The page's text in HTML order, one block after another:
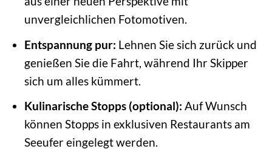
unvergleichlichen Fotomotiven.
Entspannung pur: Lehnen Sie sich zurück und
genießen Sie die Fahrt, während Ihr Skipper
sich um alles kümmert.
Kulinarische Stopps (optional): Auf Wunsch
können Stopps in exklusiven Restaurants am
Seeufer eingelegt werden.